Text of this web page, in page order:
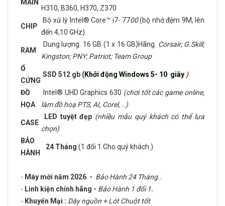
MAIN
H310, B360, H370, Z370
CHIP
Bộ xử lý Intel® Core™ i7- 7700(bộ nhớ đệm 9M, lên
đến 4,10 GHz)
RAM
Dung lượng. 16 GB (1 x 16 GB)Hãng. Corsair; G.Skill;
Kingston; PNY; Patriot; Team Group
Ổ
CỨNG
SSD 512 gb (Khởi động Windows 5- 10 giây )
ĐỒ
HỌA
Intel® UHD Graphics 630 (chơi tốt các game online,
làm đồ hoạ PTS, AI, Corel, ..)
CASE
LED tuyệt đẹp (nhiều mẫu quý khách có thể lựa
chọn)
BẢO
HÀNH
24 Tháng (1 đổi 1 Cho quý khách )
- Máy mới năm 2026 - Bảo Hành 24 Tháng..
- Linh kiện chính hãng - Bảo Hành 1 đổi 1.
- Khuyến Mại : Dây nguồn + Lót Chuột tốt